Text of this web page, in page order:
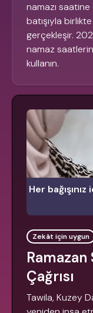
namazı
batışıyla
gerçekleşir.
namaz
kullanın.
Her
Zekât için uygun
Çağrısı
Tawila, Kuzey